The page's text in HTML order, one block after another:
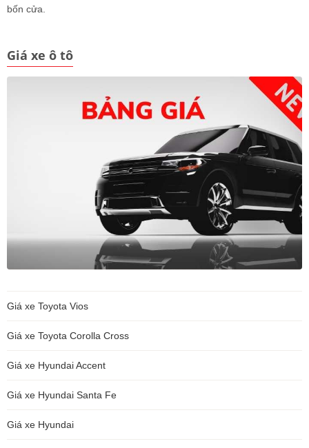
bốn cửa.
Giá xe ô tô
Giá xe Toyota Vios
Giá xe Toyota Corolla Cross
Giá xe Hyundai Accent
Giá xe Hyundai Santa Fe
Giá xe Hyundai